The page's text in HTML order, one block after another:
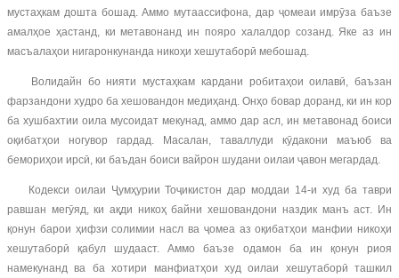
мустаҳкам дошта бошад. Аммо мутаассифона, дар ҷомеаи имрӯза баъзе
амалҳое ҳастанд, ки метавонанд ин пояро халалдор созанд. Яке аз ин
масъалаҳои нигаронкунанда никоҳи хешутаборӣ мебошад.
Волидайн бо нияти мустаҳкам кардани робитаҳои оилавӣ, баъзан
фарзандони худро ба хешовандон медиҳанд. Онҳо бовар доранд, ки ин кор
ба хушбахтии оила мусоидат мекунад, аммо дар асл, ин метавонад боиси
оқибатҳои ногувор гардад. Масалан, таваллуди кӯдакони маъюб ва
бемориҳои ирсӣ, ки баъдан боиси вайрон шудани оилаи ҷавон мегардад.
Кодекси оилаи Ҷумҳурии Тоҷикистон дар моддаи 14-и худ ба таври
равшан мегӯяд, ки ақди никоҳ байни хешовандони наздик манъ аст. Ин
қонун барои ҳифзи солимии насл ва ҷомеа аз оқибатҳои манфии никоҳи
хешутаборӣ қабул шудааст. Аммо баъзе одамон ба ин қонун риоя
намекунанд ва ба хотири манфиатҳои худ оилаи хешутаборӣ ташкил